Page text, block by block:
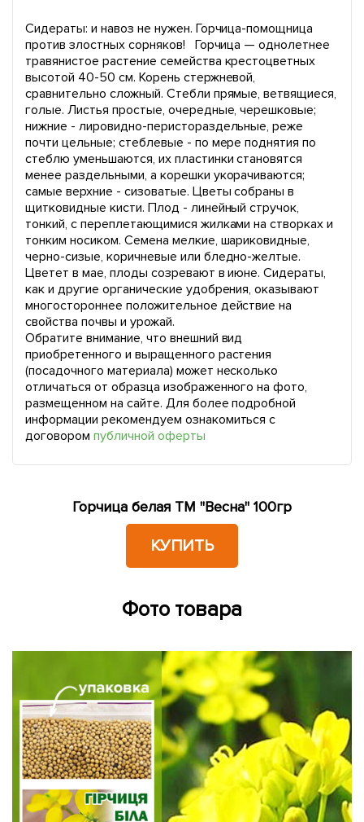
Сидераты: и навоз не нужен. Горчица-помощница
против злостных сорняков! Горчица — однолетнее
травянистое растение семейства крестоцветных
высотой 40-50 см. Корень стержневой,
сравнительно сложный. Стебли прямые, ветвящиеся,
голые. Листья простые, очередные, черешковые;
нижние - лировидно-перистораздельные, реже
почти цельные; стеблевые - по мере поднятия по
стеблю уменьшаются, их пластинки становятся
менее раздельными, а корешки укорачиваются;
самые верхние - сизоватые. Цветы собраны в
щитковидные кисти. Плод - линейный стручок,
тонкий, с переплетающимися жилками на створках и
тонким носиком. Семена мелкие, шариковидные,
черно-сизые, коричневые или бледно-желтые.
Цветет в мае, плоды созревают в июне. Сидераты,
как и другие органические удобрения, оказывают
многостороннее положительное действие на
свойства почвы и урожай.
Обратите внимание, что внешний вид
приобретенного и выращенного растения
(посадочного материала) может несколько
отличаться от образца изображенного на фото,
размещенном на сайте. Для более подробной
информации рекомендуем ознакомиться с
договором публичной оферты
Горчица белая ТМ "Весна" 100гр
КУПИТЬ
Фото товара